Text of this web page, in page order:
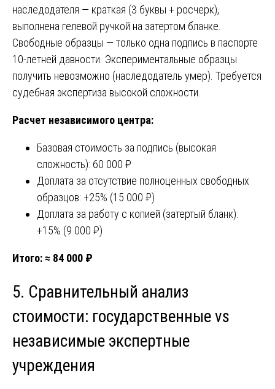
наследодателя — краткая (3 буквы + росчерк),
выполнена гелевой ручкой на затертом бланке.
Свободные образцы — только одна подпись в паспорте
10-летней давности. Экспериментальные образцы
получить невозможно (наследодатель умер). Требуется
судебная экспертиза высокой сложности.
Расчет независимого центра:
Базовая стоимость за подпись (высокая
сложность): 60 000 ₽
Доплата за отсутствие полноценных свободных
образцов: +25% (15 000 ₽)
Доплата за работу с копией (затертый бланк):
+15% (9 000 ₽)
Итого: ≈ 84 000 ₽
5. Сравнительный анализ
стоимости: государственные vs
независимые экспертные
учреждения